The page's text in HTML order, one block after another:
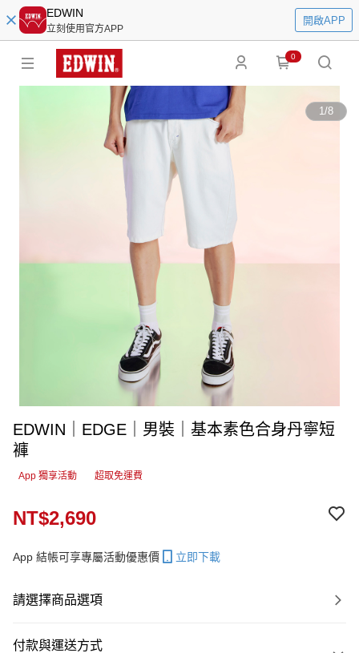
EDWIN
立刻使用官方APP
開啟APP
0
1/8
EDWIN｜EDGE｜男裝｜基本素色合身丹寧短
褲
App 獨享活動 超取免運費
NT$2,690
App 結帳可享專屬活動優惠價 立即下載
請選擇商品選項
付款與運送方式